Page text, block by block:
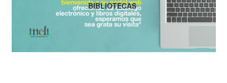
BIBLIOTECAS